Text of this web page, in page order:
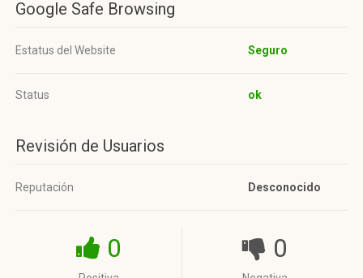
Google Safe Browsing
Estatus del Website Seguro
Status ok
Revisión de Usuarios
Reputación Desconocido
0 0